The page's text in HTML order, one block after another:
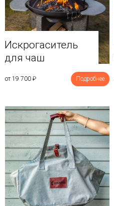
Искрогаситель
для чаш
от 19 700 ₽ Подробнее